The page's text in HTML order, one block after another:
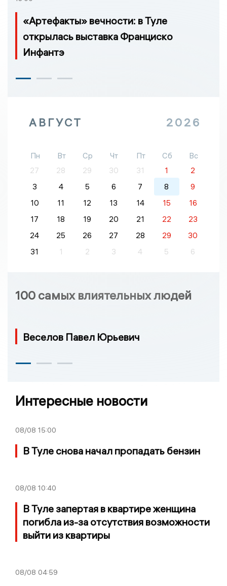
«Артефакты» вечности: в Туле
открылась выставка Франциско
Инфантэ
АВГУСТ 2026
Пн Вт Ср Чт Пт Сб
Вс
27
28 29 30 31 1
2
3
4 5 6 7 8
9
10
11 12 13 14 15
16
17
18 19 20 21 22
23
24
25 26 27 28 29
30
31
1 2 3 4 5 6
100 самых влиятельных людей
Веселов Павел Юрьевич
Интересные новости
08/08 15:00
В Туле снова начал пропадать бензин
08/08 10:40
В Туле запертая в квартире женщина
погибла из-за отсутствия возможности
выйти из квартиры
08/08 04:59